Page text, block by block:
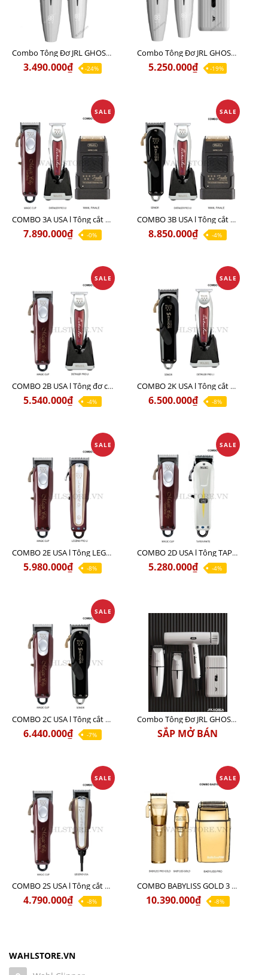
Combo Tông Đơ JRL GHOST 1 Limited Edition Chính Hãng USA
3.490.000₫ -24%
Combo Tông Đơ JRL GHOST 2 Limited Edition Chính Hãng USA
5.250.000₫ -19%
SALE
COMBO 3A USA l Tông cắt MAGIC + Tông viền DETAILER PRO LI + Cạo khô FINALE
7.890.000₫ -0%
SALE
COMBO 3B USA l Tông cắt SENIOR + Tông viền DETAILER PRO LI + Cạo khô FINALE
8.850.000₫ -4%
SALE
COMBO 2B USA l Tông đơ cắt Magic clip Red + Tông đơ viền Detailer Pro Li
5.540.000₫ -4%
SALE
COMBO 2K USA l Tông cắt SENIOR +Tông viền DETAILER PRO LI
6.500.000₫ -8%
SALE
COMBO 2E USA l Tông LEGEND PRO LI + Tông MAGIC CLIP
5.980.000₫ -8%
SALE
COMBO 2D USA l Tông TAPER WHITE + Tông MAGIC CLIP
5.280.000₫ -4%
SALE
COMBO 2C USA l Tông cắt Senior + Tông cắt Magic clip
6.440.000₫ -7%
Combo Tông Đơ JRL GHOST 3 Limited Edition Chính Hãng USA
SẮP MỞ BÁN
SALE
COMBO 2S USA l Tông cắt LEGEND USA CÓ DÂY 220V + Tông pin MAGIC CLIP
4.790.000₫ -8%
SALE
COMBO BABYLISS GOLD 3 cao cấp chính hãng
10.390.000₫ -8%
WAHLSTORE.VN